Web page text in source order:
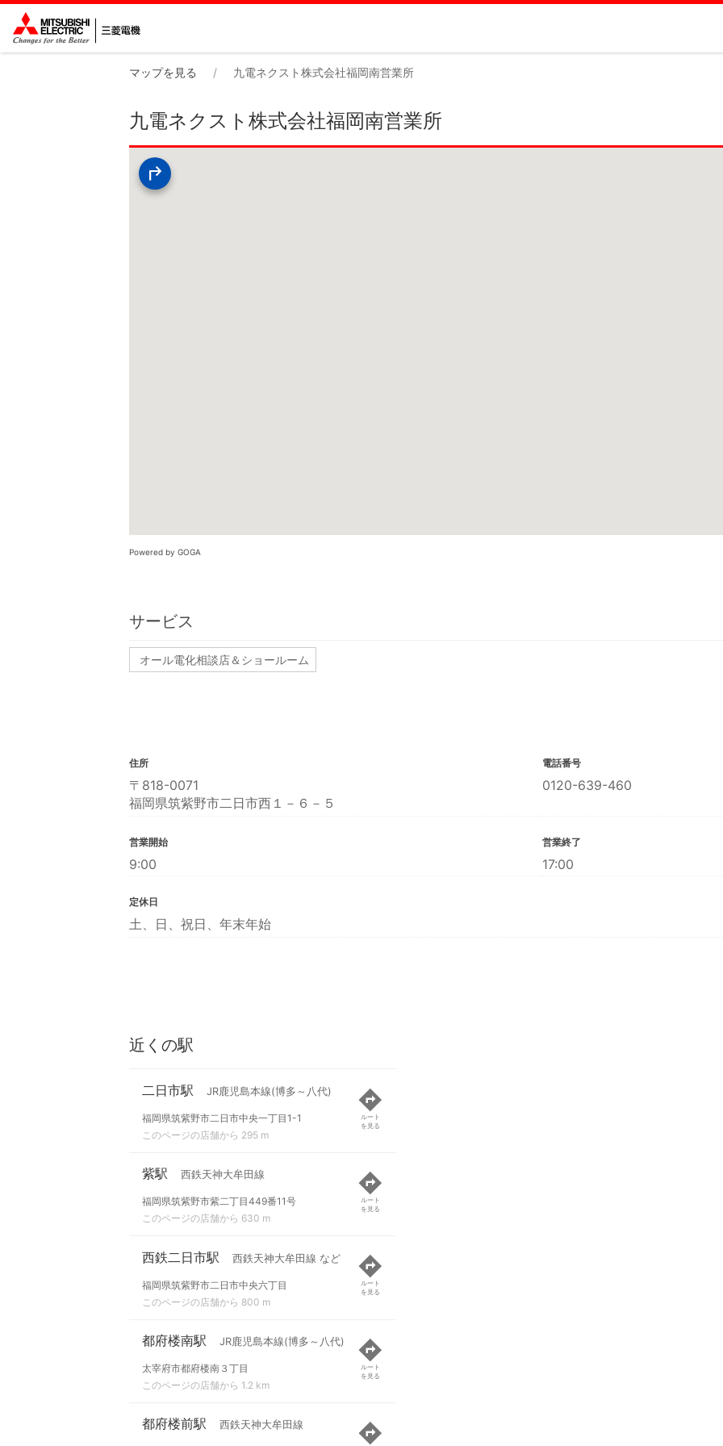
マップを見る 九電ネクスト株式会社福岡南営業所
九電ネクスト株式会社福岡南営業所
Powered by GOGA
サービス
オール電化相談店＆ショールーム
住所
〒818-0071
福岡県筑紫野市二日市西１－６－５
電話番号
0120-639-460
営業開始
9:00
営業終了
17:00
定休日
土、日、祝日、年末年始
近くの駅
二日市駅 JR鹿児島本線(博多～八代)
福岡県筑紫野市二日市中央一丁目1-1
このページの店舗から 295 m
ルート
を見る
紫駅 西鉄天神大牟田線
福岡県筑紫野市紫二丁目449番11号
このページの店舗から 630 m
ルート
を見る
西鉄二日市駅 西鉄天神大牟田線 など
福岡県筑紫野市二日市中央六丁目
このページの店舗から 800 m
ルート
を見る
都府楼南駅 JR鹿児島本線(博多～八代)
太宰府市都府楼南３丁目
このページの店舗から 1.2 km
ルート
を見る
都府楼前駅 西鉄天神大牟田線